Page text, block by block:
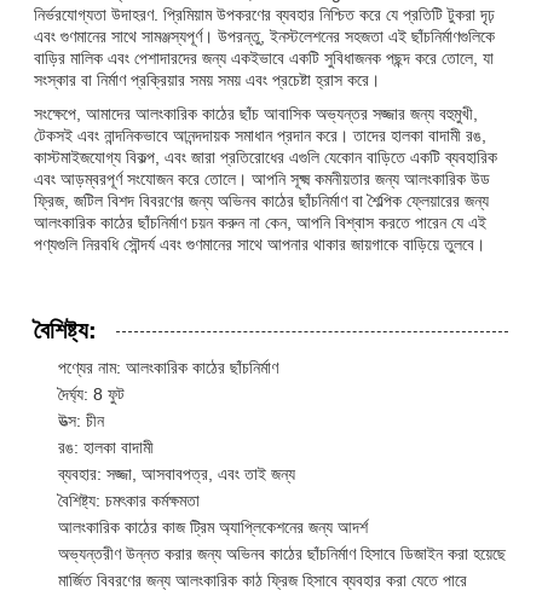
নির্ভরযোগ্যতা উদাহরণ. প্রিমিয়াম উপকরণের ব্যবহার নিশ্চিত করে যে প্রতিটি টুকরা দৃঢ়
এবং গুণমানের সাথে সামঞ্জস্যপূর্ণ। উপরন্তু, ইনস্টলেশনের সহজতা এই ছাঁচনির্মাণগুলিকে
বাড়ির মালিক এবং পেশাদারদের জন্য একইভাবে একটি সুবিধাজনক পছন্দ করে তোলে, যা
সংস্কার বা নির্মাণ প্রক্রিয়ার সময় সময় এবং প্রচেষ্টা হ্রাস করে।
সংক্ষেপে, আমাদের আলংকারিক কাঠের ছাঁচ আবাসিক অভ্যন্তর সজ্জার জন্য বহুমুখী,
টেকসই এবং নান্দনিকভাবে আনন্দদায়ক সমাধান প্রদান করে। তাদের হালকা বাদামী রঙ,
কাস্টমাইজযোগ্য বিকল্প, এবং জারা প্রতিরোধের এগুলি যেকোন বাড়িতে একটি ব্যবহারিক
এবং আড়ম্বরপূর্ণ সংযোজন করে তোলে। আপনি সূক্ষ্ম কমনীয়তার জন্য আলংকারিক উড
ফ্রিজ, জটিল বিশদ বিবরণের জন্য অভিনব কাঠের ছাঁচনির্মাণ বা শৈল্পিক ফ্লেয়ারের জন্য
আলংকারিক কাঠের ছাঁচনির্মাণ চয়ন করুন না কেন, আপনি বিশ্বাস করতে পারেন যে এই
পণ্যগুলি নিরবধি সৌন্দর্য এবং গুণমানের সাথে আপনার থাকার জায়গাকে বাড়িয়ে তুলবে।
বৈশিষ্ট্য:
পণ্যের নাম: আলংকারিক কাঠের ছাঁচনির্মাণ
দৈর্ঘ্য: 8 ফুট
উত্স: চীন
রঙ: হালকা বাদামী
ব্যবহার: সজ্জা, আসবাবপত্র, এবং তাই জন্য
বৈশিষ্ট্য: চমৎকার কর্মক্ষমতা
আলংকারিক কাঠের কাজ ট্রিম অ্যাপ্লিকেশনের জন্য আদর্শ
অভ্যন্তরীণ উন্নত করার জন্য অভিনব কাঠের ছাঁচনির্মাণ হিসাবে ডিজাইন করা হয়েছে
মার্জিত বিবরণের জন্য আলংকারিক কাঠ ফ্রিজ হিসাবে ব্যবহার করা যেতে পারে